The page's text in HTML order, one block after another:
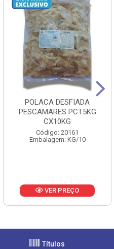
POLACA DESFIADA
PESCAMARES PCT5KG
CX10KG
Código: 20161
Embalagem: KG/10
VER PREÇO
Títulos